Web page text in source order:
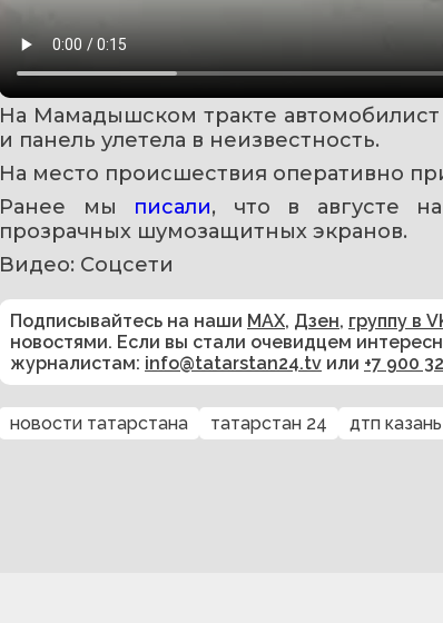
На Мамадышском тракте
и панель улетела в неизвестность.
На место происшествия оперативно
Ранее мы писали, что в августе
прозрачных шумозащитных экранов.
Видео: Соцсети
Подписывайтесь на наши MAX, Дзен, группу в
новостями. Если вы стали очевидцем
журналистам: info@tatarstan24.tv или +7 900
новости татарстана татарстан 24 дтп казань